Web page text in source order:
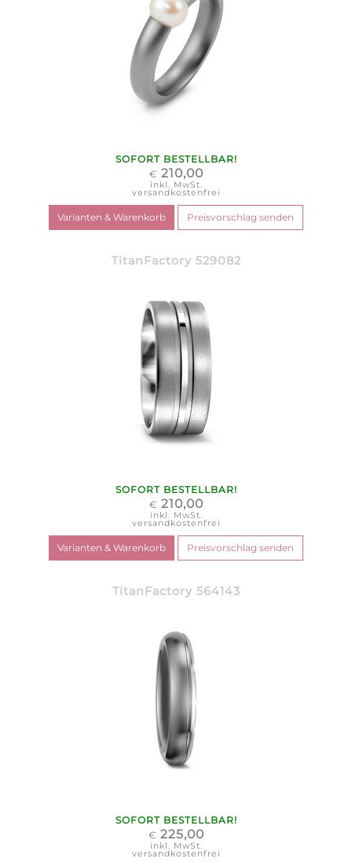
SOFORT BESTELLBAR!
€ 210,00
inkl. MwSt.
versandkostenfrei
TitanFactory 529082
SOFORT BESTELLBAR!
€ 210,00
inkl. MwSt.
versandkostenfrei
TitanFactory 564143
SOFORT BESTELLBAR!
€ 225,00
inkl. MwSt.
versandkostenfrei